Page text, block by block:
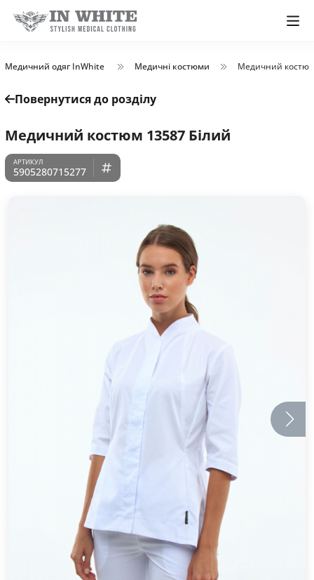
Медичний одяг InWhite Медичні костюми Медичний
Повернутися до розділу
Медичний костюм 13587 Білий
5905280715277